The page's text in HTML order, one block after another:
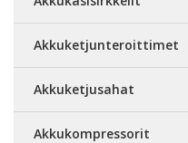
Akkuketjunteroittimet
Akkuketjusahat
Akkukompressorit